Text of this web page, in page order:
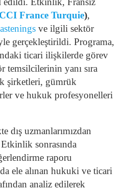
CCI France Turquie),
ve ilgili sektör
gerçekleştirildi. Programa,
ticari ilişkilerde görev
temsilcilerinin yanı sıra
şirketleri, gümrük
ve hukuk profesyonelleri
dış uzmanlarımızdan
sonrasında
raporu
ele alınan hukuki ve ticari
analiz edilerek